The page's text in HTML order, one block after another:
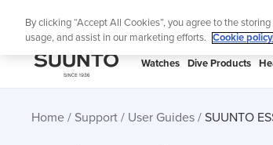
SUUNTO
Watches Dive Products
Home Support User Guides SUUNTO
By clicking “Accept All Cookies”, you agree to the
usage, and assist in our marketing efforts.
Cookie policy